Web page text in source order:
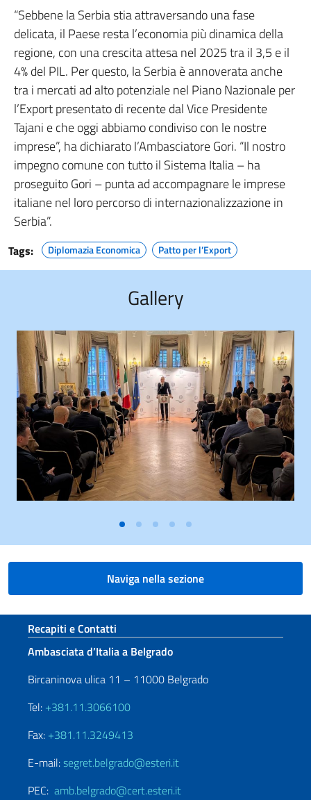
“Sebbene la Serbia stia attraversando una fase
delicata, il Paese resta l’economia più dinamica della
regione, con una crescita attesa nel 2025 tra il 3,5 e il
4% del PIL. Per questo, la Serbia è annoverata anche
tra i mercati ad alto potenziale nel Piano Nazionale per
l’Export presentato di recente dal Vice Presidente
Tajani e che oggi abbiamo condiviso con le nostre
imprese”, ha dichiarato l’Ambasciatore Gori. “Il nostro
impegno comune con tutto il Sistema Italia – ha
proseguito Gori – punta ad accompagnare le imprese
italiane nel loro percorso di internazionalizzazione in
Serbia”.
Tags: Diplomazia Economica Patto per l’Export
Gallery
Naviga nella sezione
Sezione footer
Recapiti e Contatti
Ambasciata d’Italia a Belgrado
Bircaninova ulica 11 – 11000 Belgrado
Tel: +381.11.3066100
Fax: +381.11.3249413
E-mail:segret.belgrado@esteri.it
PEC: amb.belgrado@cert.esteri.it